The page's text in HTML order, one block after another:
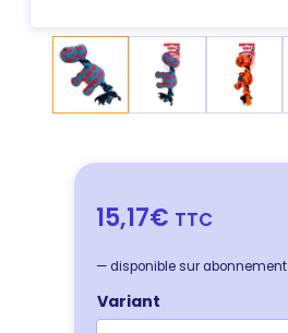
15,17€ TTC
— disponible sur abonnement
Variant